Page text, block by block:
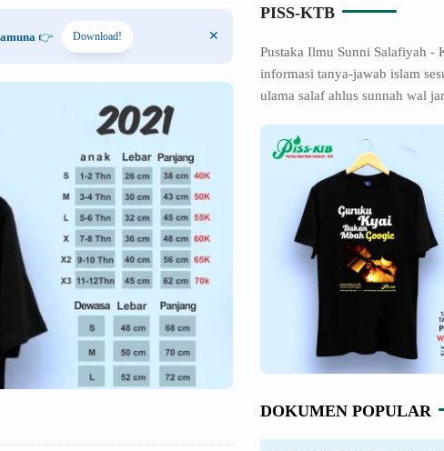
👉 Download!
PISS-KTB
Pustaka Ilmu Sunni Salafiyah -
informasi tanya-jawab islam
ulama salaf ahlus sunnah wal
DOKUMEN POPULAR